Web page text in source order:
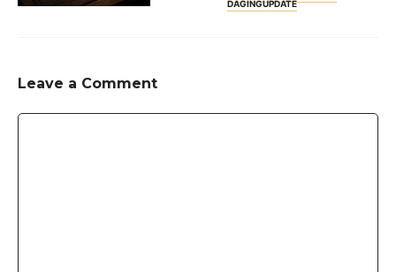
DAGINGUPDATE
Leave a Comment